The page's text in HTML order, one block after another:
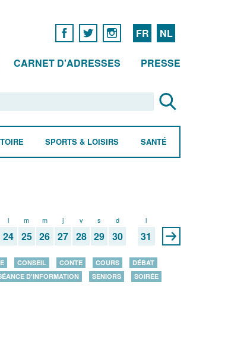
FR NL
CARNET D'ADRESSES PRESSE
SPORTS & LOISIRS SANTÉ
l
24
m
25
m
26
j
27
v
28
s
29
d
30
l
31
CONSEIL CONTE COURS
DÉBAT
D'INFORMATION SENIORS
SOIRÉE